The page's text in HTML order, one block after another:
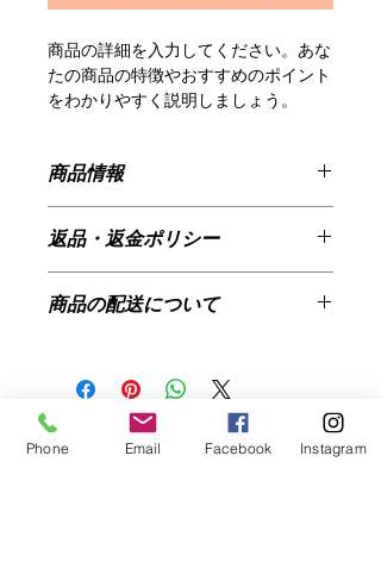
商品の詳細を入力してください。あな
たの商品の特徴やおすすめのポイント
をわかりやすく説明しましょう。
商品情報
ズ、素材、取扱説明に加え、商品の特
徴やおすすめのポイントなどを説明し
ましょう。
返品・返金ポリシー
商品にご満足いただけなかった場合の
で、お客様の信頼を獲得し、安心して
商品をご購入いただけます。
商品の配送について
てください。配送情報を明確にするこ
とで、お客様の信頼を獲得し、安心し
て商品をご購入いただけます。
Phone Email Facebook Instagram